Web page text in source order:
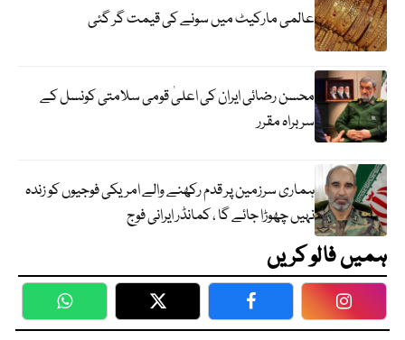
عالمی مارکیٹ میں سونے کی قیمت گر گئی
محسن رضائی ایران کی اعلیٰ قومی سلامتی کونسل کے
سربراہ مقرر
ہماری سرزمین پر قدم رکھنے والے امریکی فوجیوں کو زندہ
نہیں چھوڑا جائے گا ، کمانڈر ایرانی فوج
ہمیں فالو کریں
WhatsApp Twitter Facebook